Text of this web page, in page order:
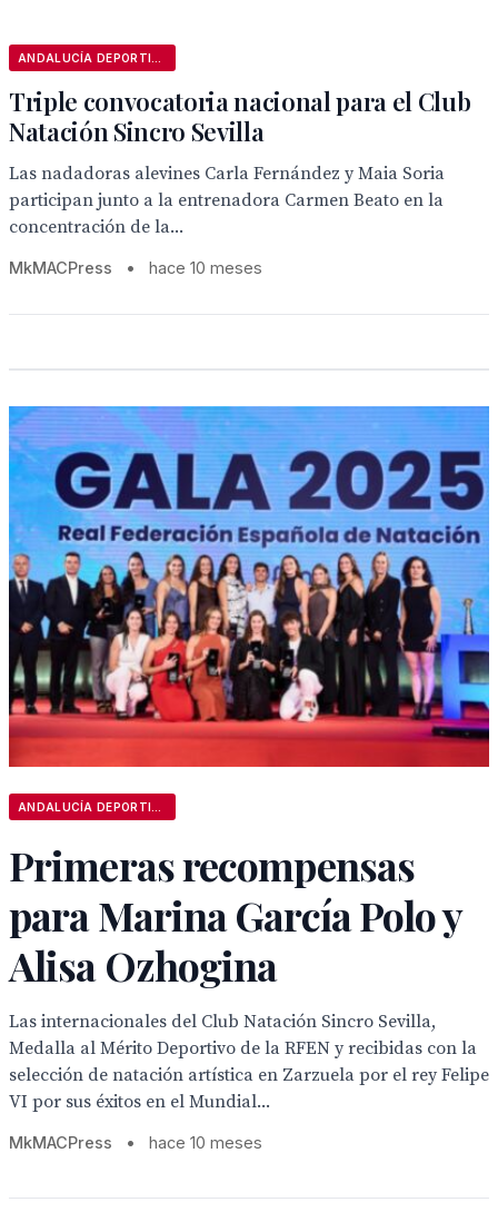
Triple convocatoria nacional para el Club
Natación Sincro Sevilla
Las nadadoras alevines Carla Fernández y Maia Soria
participan junto a la entrenadora Carmen Beato en la
concentración de la...
MkMACPress • hace 10 meses
Primeras recompensas
para Marina García Polo y
Alisa Ozhogina
Las internacionales del Club Natación Sincro Sevilla,
Medalla al Mérito Deportivo de la RFEN y recibidas con la
selección de natación artística en Zarzuela por el rey Felipe
VI por sus éxitos en el Mundial...
MkMACPress • hace 10 meses